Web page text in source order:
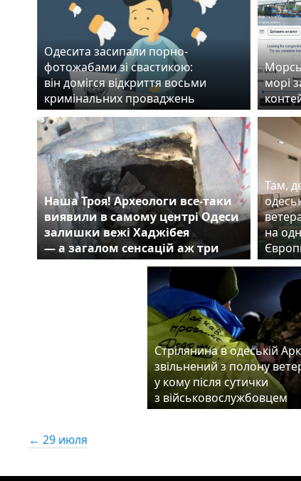
Одесита засипали порно-
фотожабами зі свастикою:
він домігся відкриття восьми
кримінальних проваджень
морі
Наша Троя! Археологи все-таки
виявили в самому центрі Одеси
залишки вежі Хаджібея
— а загалом сенсацій аж три
Там,
на
Стрілянина в одеській
звільнений з полону
у кому після сутички
з військовослужбовцем
← 29 июля